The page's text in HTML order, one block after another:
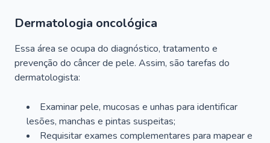
Dermatologia oncológica
Essa área se ocupa do diagnóstico, tratamento e
prevenção do câncer de pele. Assim, são tarefas do
dermatologista:
Examinar pele, mucosas e unhas para identificar
lesões, manchas e pintas suspeitas;
Requisitar exames complementares para mapear e